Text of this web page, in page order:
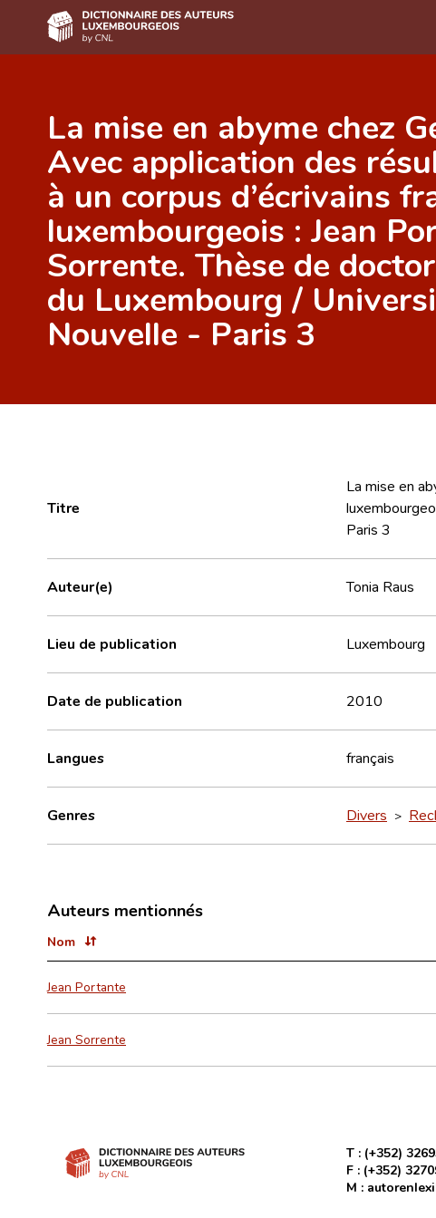
Auteur(e)s A-Z
Recherche avancée
Foire aux questions
CNL
Équipe scientifique
Contact
La mise en abyme chez
Avec application des
à un corpus d’écrivains
luxembourgeois : Jean
Sorrente. Thèse de
du Luxembourg /
Nouvelle - Paris 3
Titre
La mise en
Paris 3
Auteur(e) Tonia Raus
Lieu de publication Luxembourg
Date de publication 2010
Langues français
Genres Divers >
Auteurs mentionnés
Nom
Jean Portante
Jean Sorrente
T : (+352)
F : (+352)
M :